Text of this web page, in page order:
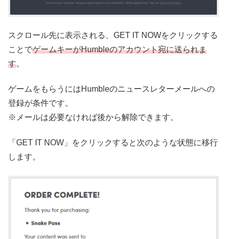
スクロール先に表示される、GET IT NOWをクリックする
ことでゲームキーがHumbleのアカウント宛に送られま
す。
ゲームをもらうにはHumbleのニュースレターメールへの
登録が条件です。
※メールは必要なければ後から解除できます。
「GET IT NOW」をクリックすると次のような状態に移行
します。